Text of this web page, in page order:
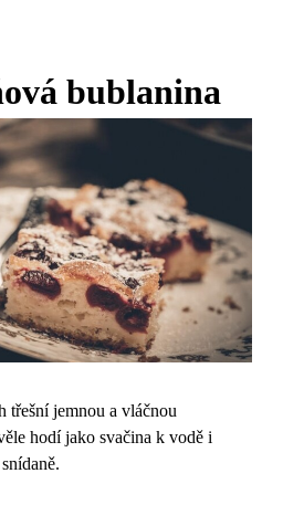
bublanina
třešní jemnou a vláčnou
hodí jako svačina k vodě i